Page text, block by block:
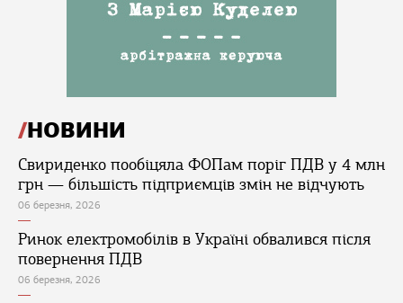
НОВИНИ
Свириденко пообіцяла ФОПам поріг ПДВ у 4 млн
грн — більшість підприємців змін не відчують
06 березня, 2026
Ринок електромобілів в Україні обвалився після
повернення ПДВ
06 березня, 2026